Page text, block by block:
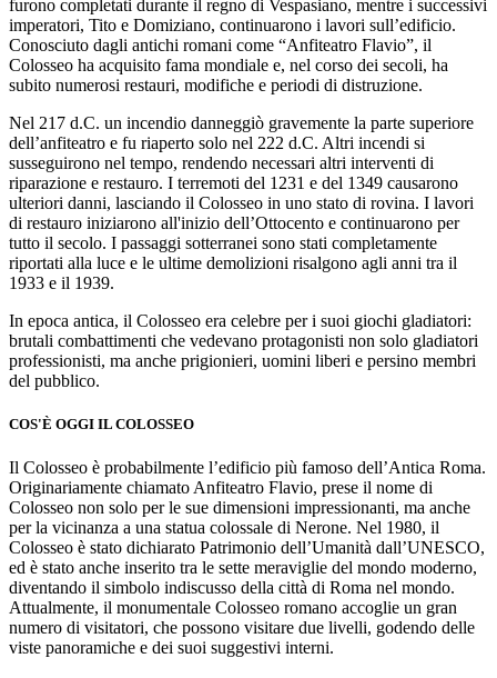
furono completati durante il regno di Vespasiano, mentre i successivi
imperatori, Tito e Domiziano, continuarono i lavori sull’edificio.
Conosciuto dagli antichi romani come “Anfiteatro Flavio”, il
Colosseo ha acquisito fama mondiale e, nel corso dei secoli, ha
subito numerosi restauri, modifiche e periodi di distruzione.
Nel 217 d.C. un incendio danneggiò gravemente la parte superiore
dell’anfiteatro e fu riaperto solo nel 222 d.C. Altri incendi si
susseguirono nel tempo, rendendo necessari altri interventi di
riparazione e restauro. I terremoti del 1231 e del 1349 causarono
ulteriori danni, lasciando il Colosseo in uno stato di rovina. I lavori
di restauro iniziarono all'inizio dell’Ottocento e continuarono per
tutto il secolo. I passaggi sotterranei sono stati completamente
riportati alla luce e le ultime demolizioni risalgono agli anni tra il
1933 e il 1939.
In epoca antica, il Colosseo era celebre per i suoi giochi gladiatori:
brutali combattimenti che vedevano protagonisti non solo gladiatori
professionisti, ma anche prigionieri, uomini liberi e persino membri
del pubblico.
COS'È OGGI IL COLOSSEO
Il Colosseo è probabilmente l’edificio più famoso dell’Antica Roma.
Originariamente chiamato Anfiteatro Flavio, prese il nome di
Colosseo non solo per le sue dimensioni impressionanti, ma anche
per la vicinanza a una statua colossale di Nerone. Nel 1980, il
Colosseo è stato dichiarato Patrimonio dell’Umanità dall’UNESCO,
ed è stato anche inserito tra le sette meraviglie del mondo moderno,
diventando il simbolo indiscusso della città di Roma nel mondo.
Attualmente, il monumentale Colosseo romano accoglie un gran
numero di visitatori, che possono visitare due livelli, godendo delle
viste panoramiche e dei suoi suggestivi interni.